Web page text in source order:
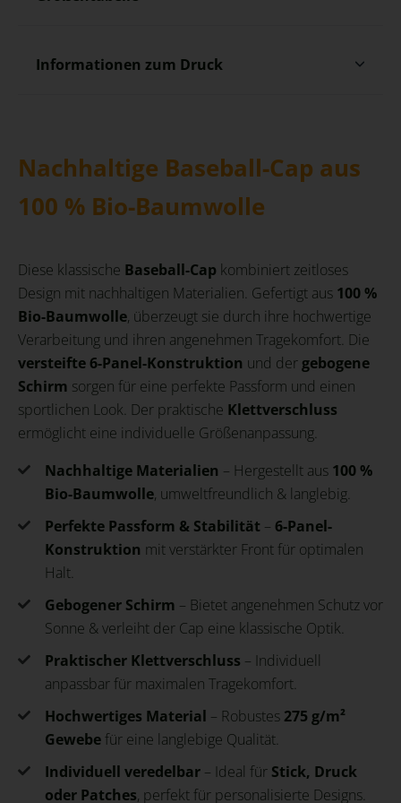
Informationen zum Druck
Nachhaltige Baseball-Cap aus
100 % Bio-Baumwolle
Diese klassische Baseball-Cap kombiniert zeitloses
Design mit nachhaltigen Materialien. Gefertigt aus 100 %
Bio-Baumwolle, überzeugt sie durch ihre hochwertige
Verarbeitung und ihren angenehmen Tragekomfort. Die
versteifte 6-Panel-Konstruktion und der gebogene
Schirm sorgen für eine perfekte Passform und einen
sportlichen Look. Der praktische Klettverschluss
ermöglicht eine individuelle Größenanpassung.
Nachhaltige Materialien – Hergestellt aus 100 %
Bio-Baumwolle, umweltfreundlich & langlebig.
Perfekte Passform & Stabilität – 6-Panel-
Konstruktion mit verstärkter Front für optimalen
Halt.
Gebogener Schirm – Bietet angenehmen Schutz vor
Sonne & verleiht der Cap eine klassische Optik.
Praktischer Klettverschluss – Individuell
anpassbar für maximalen Tragekomfort.
Hochwertiges Material – Robustes 275 g/m²
Gewebe für eine langlebige Qualität.
Individuell veredelbar – Ideal für Stick, Druck
oder Patches, perfekt für personalisierte Designs.